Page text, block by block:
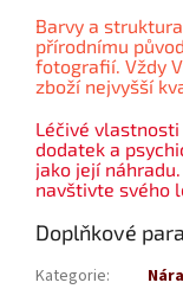
Barvy a
přírodnímu
fotografií. Vždy
zboží nejvyšší
Léčivé
dodatek a
jako její
navštivte svého
Doplňkové
Kategorie: